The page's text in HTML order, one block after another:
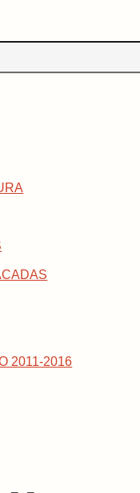
2011-2016